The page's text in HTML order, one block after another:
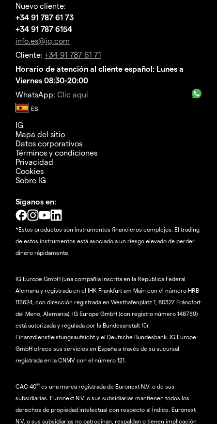
Nuevo cliente:
+34 91 787 61 73
+34 91 787 6154
info.es@ig.com
Cliente: +34 91 787 61 71
Horario de atención al cliente español: Lunes a
Viernes 08:30-20:00
WhatsApp: Clic aquí
IG
Mapa del sitio
Datos corporativos
Términos y condiciones
Privacidad
Cookies
Sobre IG
Síganos en:
*Estos productos son instrumentos financieros complejos. El trading
de estos instrumentos está asociado a un riesgo elevado de perder
dinero rápidamente.
IG Europe GmbH (una compañía inscrita en la República Federal
Alemana y registrada en el IHK Frankfurt am Main con el número HRB
115624, con dirección registrada en Westhafenplatz 1, 60327 Fráncfort
del Meno, Alemania). IG Europe GmbH (con registro número 148759)
está autorizada y regulada por la Bundesanstalt für
Finanzdienstleistungsaufsicht y el Deutsche Bundesbank. IG Europe
GmbH ofrece sus servicios en España a través de su sucursal
registrada en la CNMV con el número 121.
CAC 40® es una marca registrada de Euronext N.V. o de sus
subsidiarias. Euronext N.V. o sus subsidiarias mantienen todos los
derechos de propiedad intelectual con respecto al Índice. Euronext
N.V. o sus subsidiarias no patrocinan, respaldan o tienen implicación